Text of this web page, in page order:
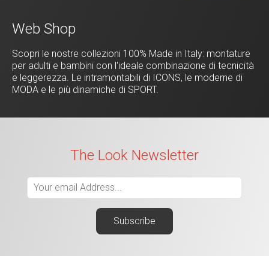
Web Shop
Scopri le nostre collezioni 100% Made in Italy: montature
per adulti e bambini con l'ideale combinazione di tecnicità
e leggerezza. Le intramontabili di ICONS, le moderne di
MODA e le più dinamiche di SPORT.
The Look Newsletter